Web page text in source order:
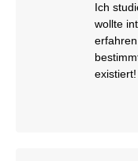
Ich
wollte
existiert!